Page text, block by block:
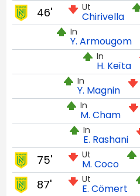
Ut
Chirivella
46'
In
Y. Armougom
In
H. Keïta
In
Y. Magnin
In
M. Cham
In
E. Rashani
Ut
M. Coco
75'
Ut
E. Cömert
87'